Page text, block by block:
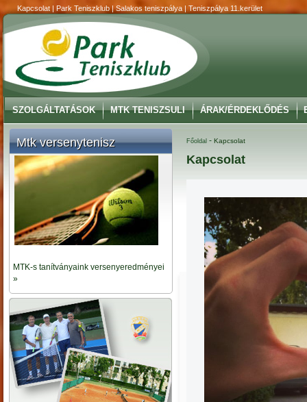
Kapcsolat | Park Teniszklub | Salakos teniszpálya | Teniszpálya 11.kerület
SZOLGÁLTATÁSOK MTK TENISZSULI ÁRAK/ÉRDEKLŐDÉS
Mtk versenytenisz
MTK-s tanítványaink versenyeredményei
»
Főoldal - Kapcsolat
Kapcsolat